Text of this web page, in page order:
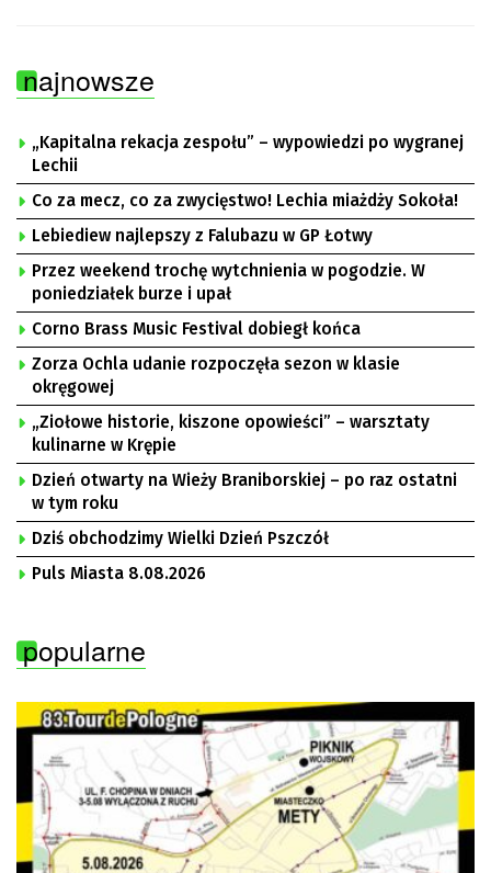
najnowsze
„Kapitalna rekacja zespołu” – wypowiedzi po wygranej
Lechii
Co za mecz, co za zwycięstwo! Lechia miażdży Sokoła!
Lebiediew najlepszy z Falubazu w GP Łotwy
Przez weekend trochę wytchnienia w pogodzie. W
poniedziałek burze i upał
Corno Brass Music Festival dobiegł końca
Zorza Ochla udanie rozpoczęła sezon w klasie
okręgowej
„Ziołowe historie, kiszone opowieści” – warsztaty
kulinarne w Krępie
Dzień otwarty na Wieży Braniborskiej – po raz ostatni
w tym roku
Dziś obchodzimy Wielki Dzień Pszczół
Puls Miasta 8.08.2026
popularne